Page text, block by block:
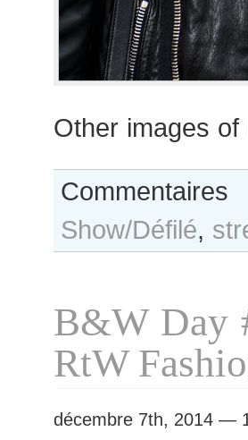
Other images of
Show/Défilé,
B&W Day
RtW
décembre 7th, 2014 —